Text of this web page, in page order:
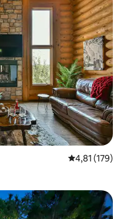
Note
4,81 (179)